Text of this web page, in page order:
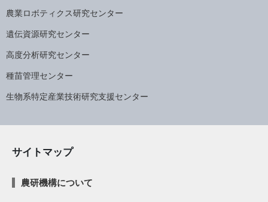
農業ロボティクス研究センター
遺伝資源研究センター
高度分析研究センター
種苗管理センター
生物系特定産業技術研究支援センター
サイトマップ
農研機構について